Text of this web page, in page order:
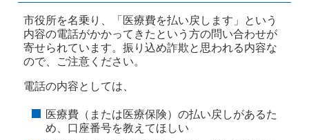
市役所を名乗り、「医療費を払い戻します」という
内容の電話がかかってきたという方の問い合わせが
寄せられています。振り込め詐欺と思われる内容な
ので、ご注意ください。
電話の内容としては、
医療費（または医療保険）の払い戻しがあるた
め、口座番号を教えてほしい